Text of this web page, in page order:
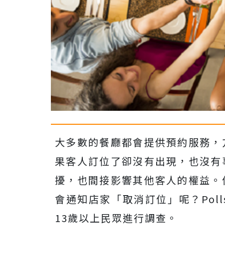
大多數的餐廳都會提供預約服務
果客人訂位了卻沒有出現，也沒
擾，也間接影響其他客人的權益
會通知店家「取消訂位」呢？
13歲以上民眾進行調查。